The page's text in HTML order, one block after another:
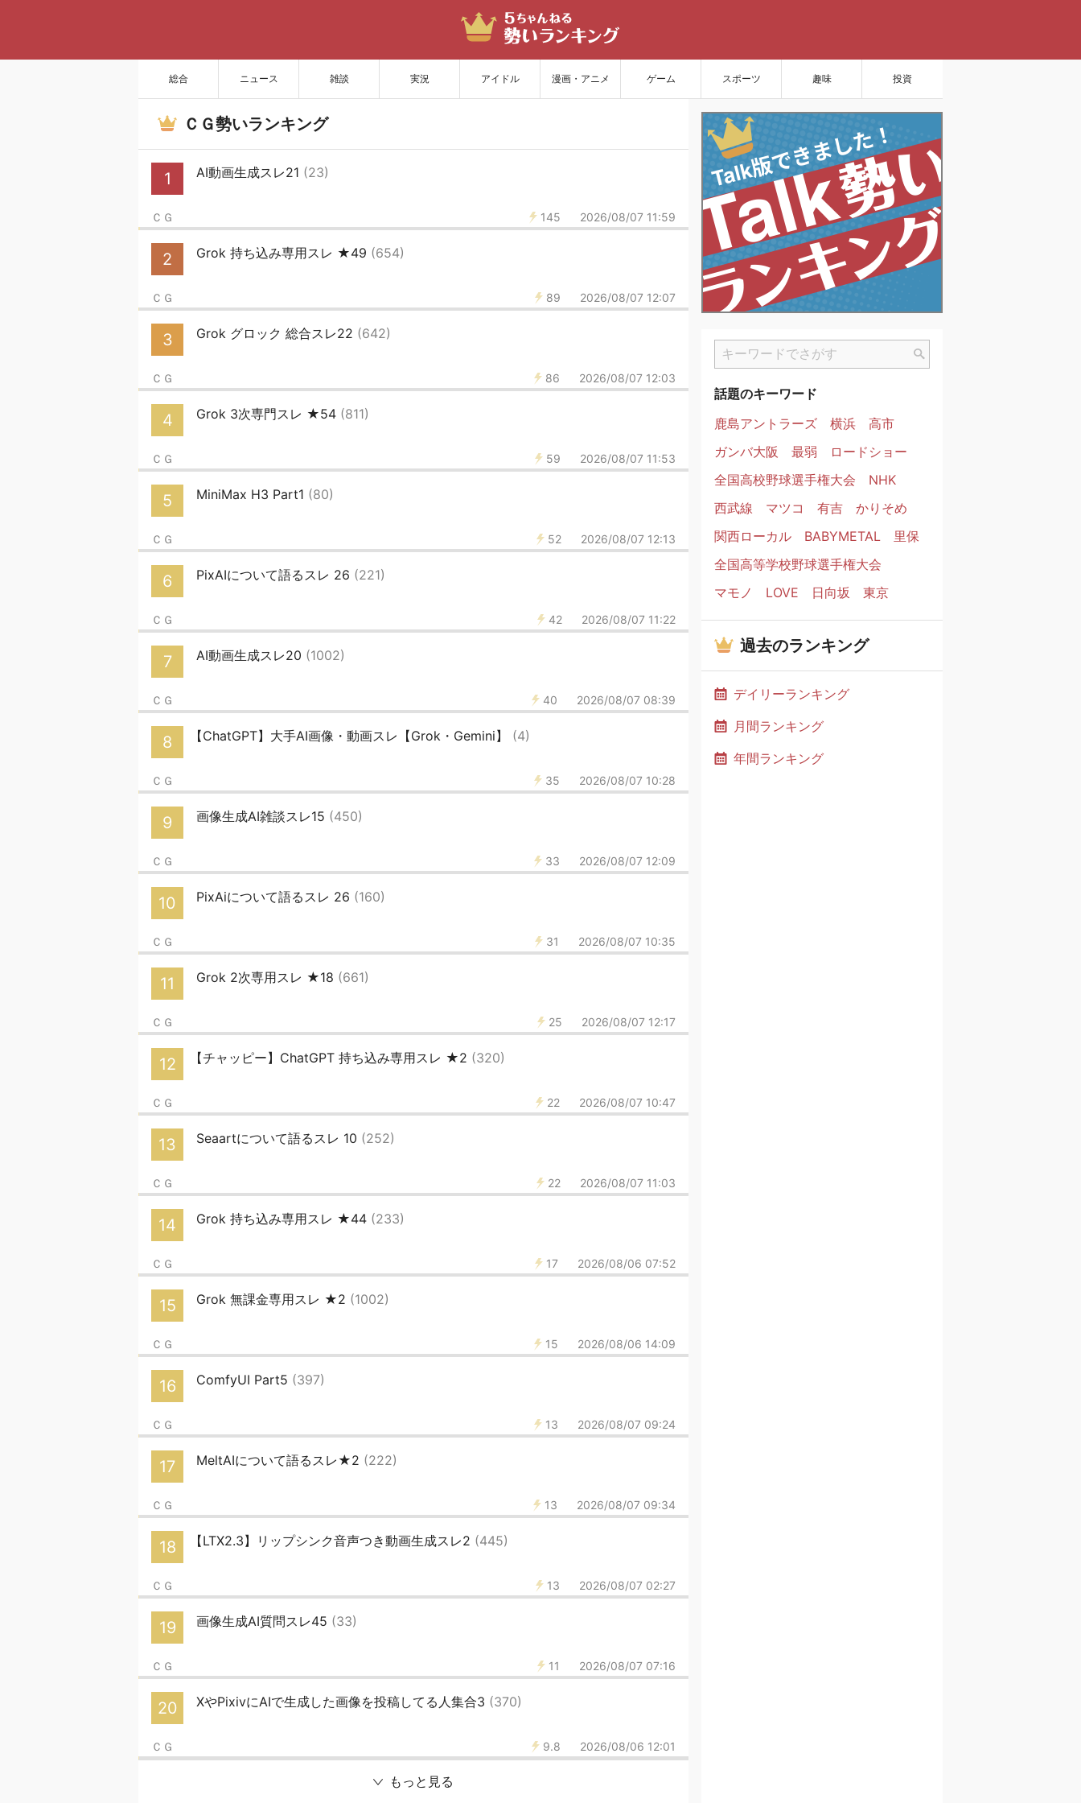
総合 ニュース 雑談 実況 アイドル 漫画・アニメ ゲーム スポーツ 趣味 投資
ＣＧ勢いランキング
1 AI動画生成スレ21 (23)
145 2026/08/07 11:59
ＣＧ
2 Grok 持ち込み専用スレ ★49 (654)
89 2026/08/07 12:07
ＣＧ
3 Grok グロック 総合スレ22 (642)
86 2026/08/07 12:03
ＣＧ
4 Grok 3次専門スレ ★54 (811)
59 2026/08/07 11:53
ＣＧ
5 MiniMax H3 Part1 (80)
52 2026/08/07 12:13
ＣＧ
6 PixAIについて語るスレ 26 (221)
42 2026/08/07 11:22
ＣＧ
7 AI動画生成スレ20 (1002)
40 2026/08/07 08:39
ＣＧ
8 【ChatGPT】大手AI画像・動画スレ【Grok・Gemini】 (4)
35 2026/08/07 10:28
ＣＧ
9 画像生成AI雑談スレ15 (450)
33 2026/08/07 12:09
ＣＧ
10 PixAiについて語るスレ 26 (160)
31 2026/08/07 10:35
ＣＧ
11 Grok 2次専用スレ ★18 (661)
25 2026/08/07 12:17
ＣＧ
12 【チャッピー】ChatGPT 持ち込み専用スレ ★2 (320)
22 2026/08/07 10:47
ＣＧ
13 Seaartについて語るスレ 10 (252)
22 2026/08/07 11:03
ＣＧ
14 Grok 持ち込み専用スレ ★44 (233)
17 2026/08/06 07:52
ＣＧ
15 Grok 無課金専用スレ ★2 (1002)
15 2026/08/06 14:09
ＣＧ
16 ComfyUI Part5 (397)
13 2026/08/07 09:24
ＣＧ
17 MeltAIについて語るスレ★2 (222)
13 2026/08/07 09:34
ＣＧ
18 【LTX2.3】リップシンク音声つき動画生成スレ2 (445)
13 2026/08/07 02:27
ＣＧ
19 画像生成AI質問スレ45 (33)
11 2026/08/07 07:16
ＣＧ
20 XやPixivにAIで生成した画像を投稿してる人集合3 (370)
9.8 2026/08/06 12:01
ＣＧ
もっと見る
話題のキーワード
鹿島アントラーズ
横浜
高市
ガンバ大阪
最弱
ロードショー
全国高校野球選手権大会
NHK
西武線
マツコ 有吉
かりそめ
関西ローカル
BABYMETAL
里保
全国高等学校野球選手権大会
マモノ
LOVE 日向坂 東京
過去のランキング
デイリーランキング
月間ランキング
年間ランキング